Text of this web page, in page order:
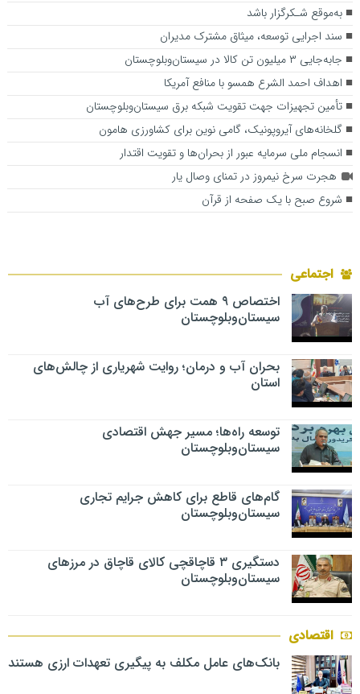
به‌موقع شـکرگزار باشد
سند اجرایی توسعه، میثاق مشترک مدیران
جابه‌جایی ۳ میلیون تن کالا در سیستان‌وبلوچستان
اهداف احمد الشرع همسو با منافع آمریکا
تأمین تجهیزات جهت تقویت شبکه برق سیستان‌وبلوچستان
گلخانه‌های آیروپونیک، گامی نوین برای کشاورزی هامون
انسجام ملی سرمایه عبور از بحران‌ها و تقویت اقتدار
هجرت سرخ نیمروز در تمنای وصال یار
شروع صبح با یک صفحه از قرآن
اجتماعی
اختصاص ۹ همت برای طرح‌های آب
سیستان‌وبلوچستان
بحران آب و درمان؛ روایت شهریاری از چالش‌های
استان
توسعه راه‌ها؛ مسیر جهش اقتصادی
سیستان‌وبلوچستان
گام‌های قاطع برای کاهش جرایم تجاری
سیستان‌وبلوچستان
دستگیری ۳ قاچاقچی کالای قاچاق در مرزهای
سیستان‌وبلوچستان
اقتصادی
بانک‌های عامل مکلف به پیگیری تعهدات ارزی هستند